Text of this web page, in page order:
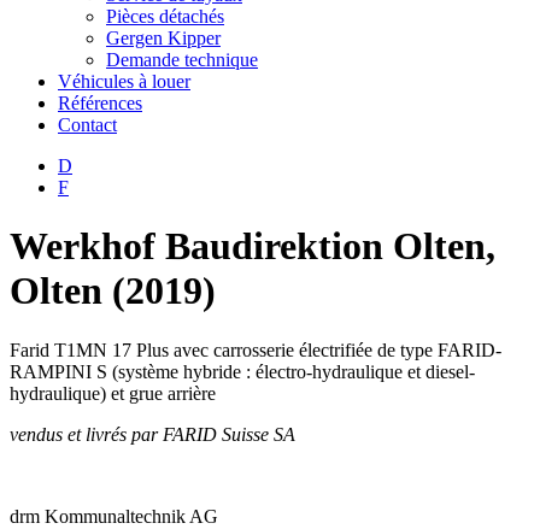
Pièces détachés
Gergen Kipper
Demande technique
Véhicules à louer
Références
Contact
D
F
Werkhof Baudirektion Olten,
Olten (2019)
Farid T1MN 17 Plus avec carrosserie électrifiée de type FARID-
RAMPINI S (système hybride : électro-hydraulique et diesel-
hydraulique) et grue arrière
vendus et livrés par FARID Suisse SA
drm Kommunaltechnik AG